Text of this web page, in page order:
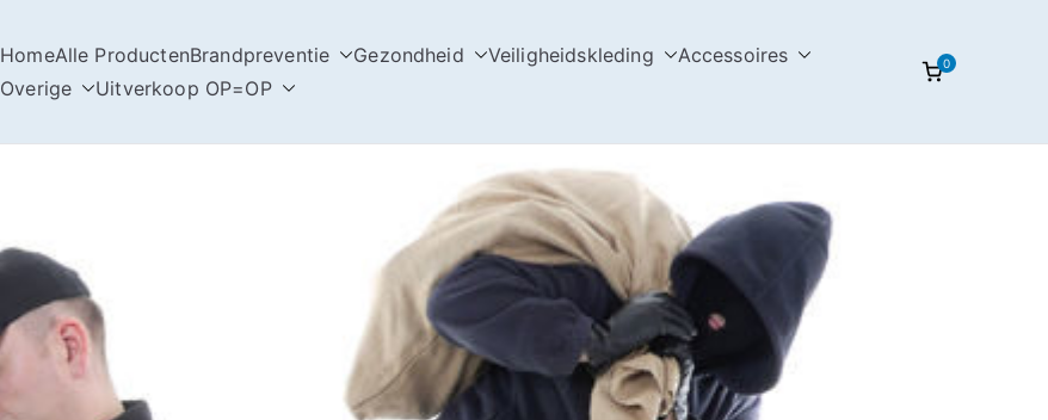
HomeAlle ProductenBrandpreventie Gezondheid Veiligheidskleding
Accessoires
Overige
Uitverkoop OP=OP
0